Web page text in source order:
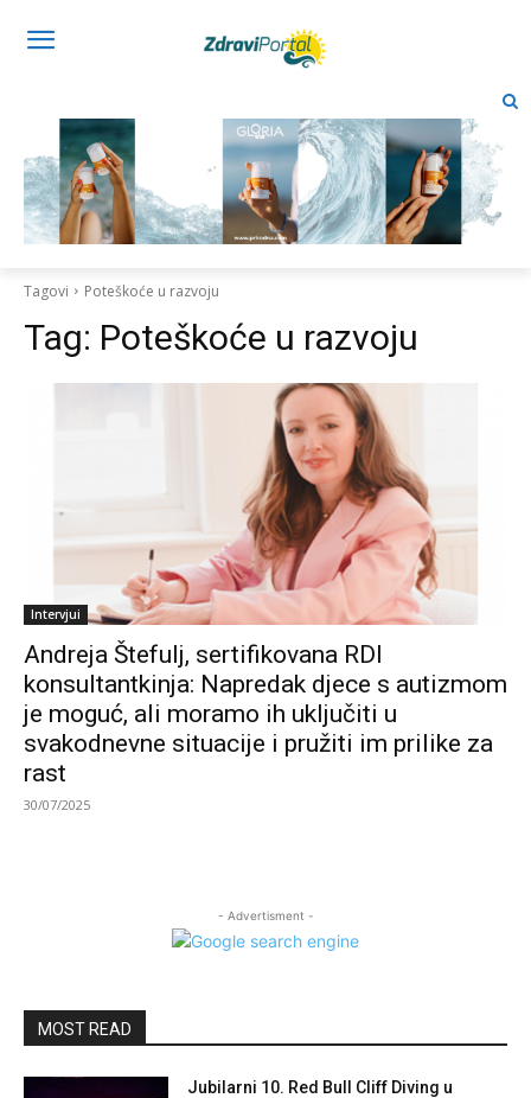
Tagovi Poteškoće u razvoju
Tag: Poteškoće u razvoju
Intervjui
Andreja Štefulj, sertifikovana RDI
konsultantkinja: Napredak djece s autizmom
je moguć, ali moramo ih uključiti u
svakodnevne situacije i pružiti im prilike za
rast
30/07/2025
- Advertisment -
MOST READ
Jubilarni 10. Red Bull Cliff Diving u